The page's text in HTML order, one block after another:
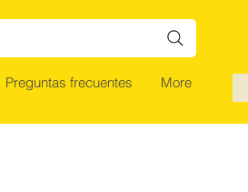
Preguntas frecuentes More